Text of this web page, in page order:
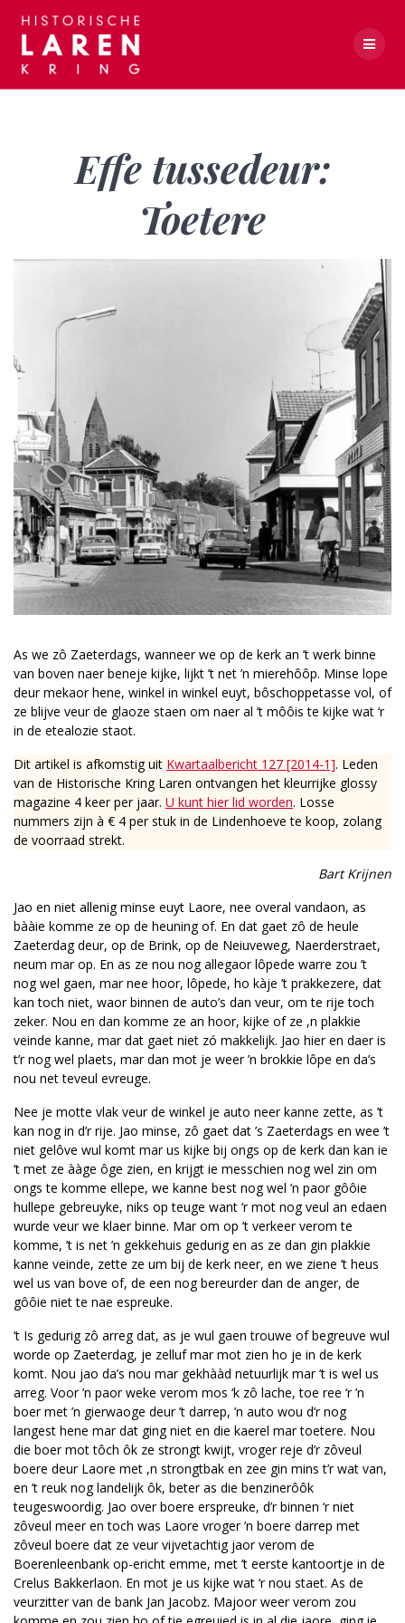
Effe tussedeur:
Toetere
As we zô Zaeterdags, wanneer we op de kerk an ’t werk binne
van boven naer beneje kijke, lijkt ’t net ’n mierehôôp. Minse lope
deur mekaor hene, winkel in winkel euyt, bôschoppetasse vol, of
ze blijve veur de glaoze staen om naer al ’t môôis te kijke wat ‘r
in de etealozie staot.
Dit artikel is afkomstig uit Kwartaalbericht 127 [2014-1]. Leden
van de Historische Kring Laren ontvangen het kleurrijke glossy
magazine 4 keer per jaar. U kunt hier lid worden. Losse
nummers zijn à € 4 per stuk in de Lindenhoeve te koop, zolang
de voorraad strekt.
Bart Krijnen
Jao en niet allenig minse euyt Laore, nee overal vandaon, as
bààie komme ze op de heuning of. En dat gaet zô de heule
Zaeterdag deur, op de Brink, op de Neiuveweg, Naerderstraet,
neum mar op. En as ze nou nog allegaor lôpede warre zou ’t
nog wel gaen, mar nee hoor, lôpede, ho kàje ’t prakkezere, dat
kan toch niet, waor binnen de auto’s dan veur, om te rije toch
zeker. Nou en dan komme ze an hoor, kijke of ze ,n plakkie
veinde kanne, mar dat gaet niet zó makkelijk. Jao hier en daer is
t’r nog wel plaets, mar dan mot je weer ’n brokkie lôpe en da’s
nou net teveul evreuge.
Nee je motte vlak veur de winkel je auto neer kanne zette, as ’t
kan nog in d’r rije. Jao minse, zô gaet dat ’s Zaeterdags en wee ’t
niet gelôve wul komt mar us kijke bij ongs op de kerk dan kan ie
’t met ze ààge ôge zien, en krijgt ie messchien nog wel zin om
ongs te komme ellepe, we kanne best nog wel ’n paor gôôie
hullepe gebreuyke, niks op teuge want ‘r mot nog veul an edaen
wurde veur we klaer binne. Mar om op ’t verkeer verom te
komme, ’t is net ’n gekkehuis gedurig en as ze dan gin plakkie
kanne veinde, zette ze um bij de kerk neer, en we ziene ’t heus
wel us van bove of, de een nog bereurder dan de anger, de
gôôie niet te nae espreuke.
’t Is gedurig zô arreg dat, as je wul gaen trouwe of begreuve wul
worde op Zaeterdag, je zelluf mar mot zien ho je in de kerk
komt. Nou jao da’s nou mar gekhààd netuurlijk mar ’t is wel us
arreg. Voor ’n paor weke verom mos ‘k zô lache, toe ree ‘r ’n
boer met ’n gierwaoge deur ’t darrep, ’n auto wou d’r nog
langest hene mar dat ging niet en die kaerel mar toetere. Nou
die boer mot tôch ôk ze strongt kwijt, vroger reje d’r zôveul
boere deur Laore met ,n strongtbak en zee gin mins t’r wat van,
en ’t reuk nog landelijk ôk, beter as die benzinerôôk
teugeswoordig. Jao over boere erspreuke, d’r binnen ‘r niet
zôveul meer en toch was Laore vroger ’n boere darrep met
zôveul boere dat ze veur vijvetachtig jaor verom de
Boerenleenbank op-ericht emme, met ’t eerste kantoortje in de
Crelus Bakkerlaon. En mot je us kijke wat ‘r nou staet. As de
veurzitter van de bank Jan Jacobz. Majoor weer verom zou